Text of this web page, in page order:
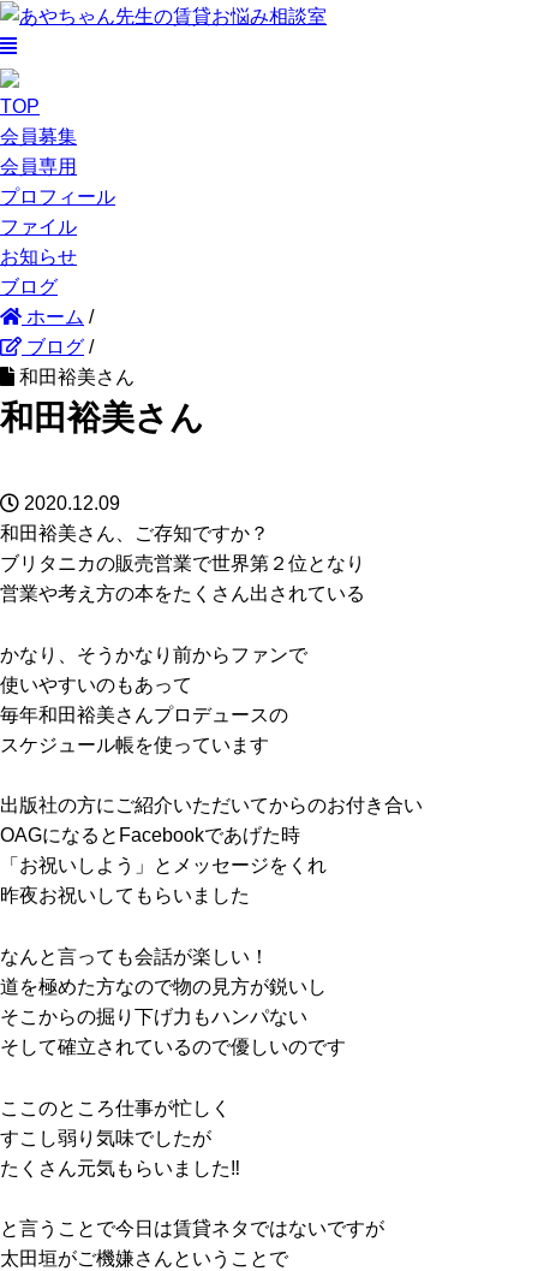
TOP
会員募集
会員専用
プロフィール
ファイル
お知らせ
ブログ
ホーム /
ブログ /
和田裕美さん
和田裕美さん
2020.12.09
和田裕美さん、ご存知ですか？
ブリタニカの販売営業で世界第２位となり
営業や考え方の本をたくさん出されている
かなり、そうかなり前からファンで
使いやすいのもあって
毎年和田裕美さんプロデュースの
スケジュール帳を使っています
出版社の方にご紹介いただいてからのお付き合い
OAGになるとFacebookであげた時
「お祝いしよう」とメッセージをくれ
昨夜お祝いしてもらいました
なんと言っても会話が楽しい！
道を極めた方なので物の見方が鋭いし
そこからの掘り下げ力もハンパない
そして確立されているので優しいのです
ここのところ仕事が忙しく
すこし弱り気味でしたが
たくさん元気もらいました‼️
と言うことで今日は賃貸ネタではないですが
太田垣がご機嫌さんということで